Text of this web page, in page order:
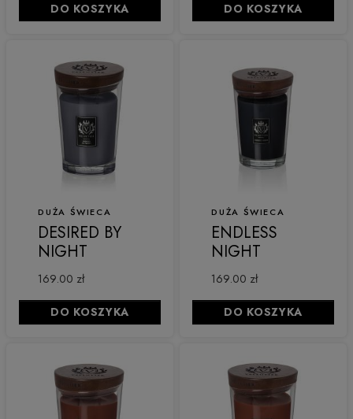
DO KOSZYKA DO KOSZYKA
DUŻA ŚWIECA
DESIRED BY
NIGHT
169.00 zł
DO KOSZYKA
DUŻA ŚWIECA
ENDLESS
NIGHT
169.00 zł
DO KOSZYKA